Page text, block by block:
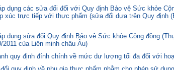
dụng các sửa đổi đối với Quy định Bảo vệ Sức khỏe
xúc trực tiếp với thực phẩm (sửa đổi dựa trên Quy định
dụng sửa đổi Quy định Bảo vệ Sức khỏe Cộng đồng
của Liên minh châu Âu)
quy định đính chính về mức dư lượng tối đa đối với